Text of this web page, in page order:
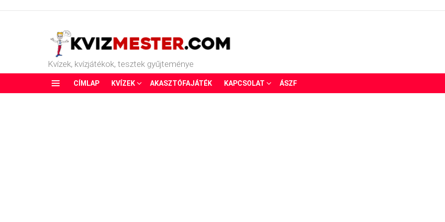
Kvízek, kvízjátékok, tesztek gyűjteménye
CÍMLAP KVÍZEK AKASZTÓFAJÁTÉK KAPCSOLAT ÁSZF